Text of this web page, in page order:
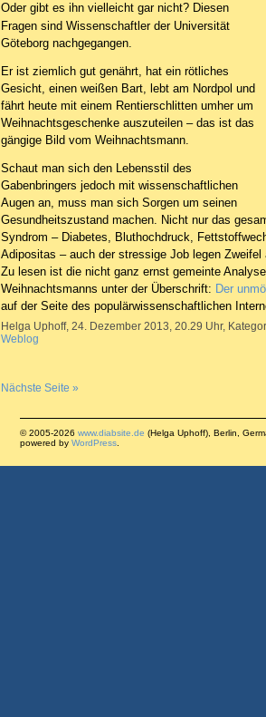
Oder gibt es ihn vielleicht gar nicht? Diesen
Fragen sind Wissenschaftler der Universität
Göteborg nachgegangen.
Er ist ziemlich gut genährt, hat ein rötliches
Gesicht, einen weißen Bart, lebt am Nordpol und
fährt heute mit einem Rentierschlitten umher um
Weihnachtsgeschenke auszuteilen – das ist das
gängige Bild vom Weihnachtsmann.
Schaut man sich den Lebensstil des
Gabenbringers jedoch mit wissenschaftlichen
Augen an, muss man sich Sorgen um seinen
Gesundheitszustand machen. Nicht nur das
Syndrom – Diabetes, Bluthochdruck,
Adipositas – auch der stressige Job legen
Zu lesen ist die nicht ganz ernst gemeinte
Weihnachtsmanns unter der Überschrift: Der
auf der Seite des populärwissenschaftlichen
Helga Uphoff, 24. Dezember 2013, 20.29 Uhr,
Weblog
Nächste Seite »
© 2005-2026 www.diabsite.de (Helga Uphoff), Berlin,
powered by WordPress.